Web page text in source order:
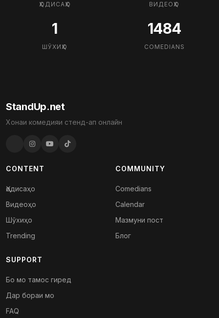
ҲОДИСАҲО ВИДЕОҲО
1
ШӮХИҲО
1484
COMEDIANS
StandUp.net
Хонаи комедияи стенд-ап онлайн
CONTENT
Ҳодисаҳо
Видеоҳо
Шӯхиҳо
Trending
COMMUNITY
Comedians
Calendar
Мазмуни пост
Блог
SUPPORT
Бо мо тамос гиред
Дар бораи мо
FAQ